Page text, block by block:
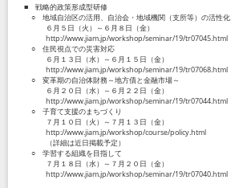
■ 戦略的政策形成型研修
○ 地域自治区の活用、自治会・地域機関（支所等）の活性化
６月５日（火）～６月８日（金）
http://www.jiam.jp/workshop/seminar/19/tr07045.html
○ 住民視点での災害対応
６月１３日（水）～６月１５日（金）
http://www.jiam.jp/workshop/seminar/19/tr07068.html
○ 変革期の自治体財務～地方債と金融市場～
６月２０日（水）～６月２２日（金）
http://www.jiam.jp/workshop/seminar/19/tr07044.html
○ 子育て支援のまちづくり
７月１０日（火）～７月１３日（金）
http://www.jiam.jp/workshop/course/policy.html
（詳細は近日掲載予定）
○ 学習する組織を目指して
７月１８日（水）～７月２０日（金）
http://www.jiam.jp/workshop/seminar/19/tr07040.html